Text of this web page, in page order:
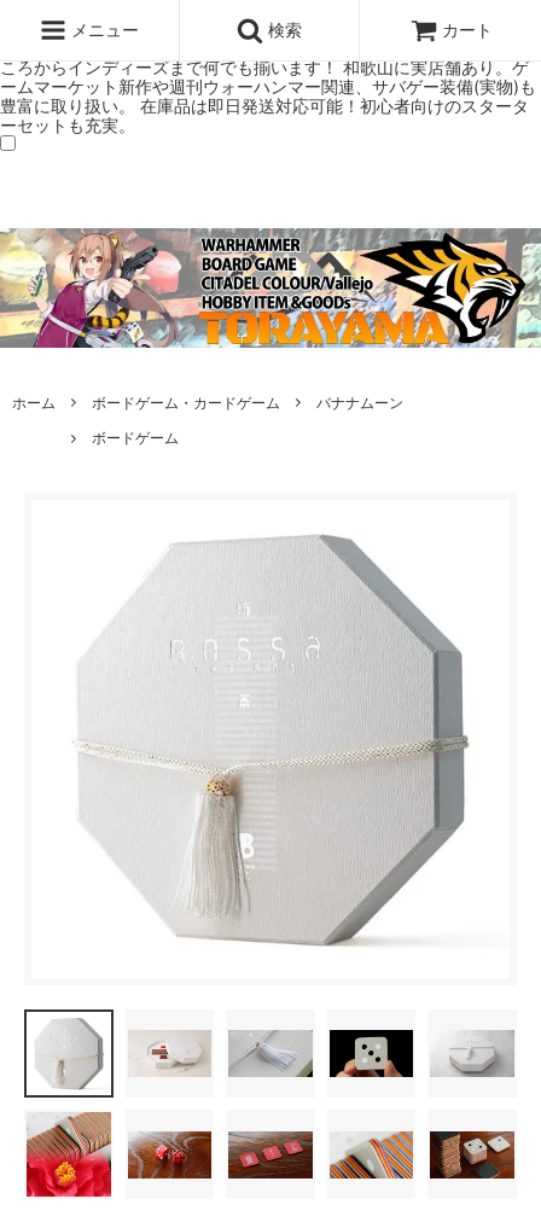
ミアムショップTORAYAMA。通販・オンラインショップです！ ウォー
ハンマーとボードゲームのことなら当店へ！ボードゲームもメジャーど
ころからインディーズまで何でも揃います！ 和歌山に実店舗あり。ゲ
ームマーケット新作や週刊ウォーハンマー関連、サバゲー装備(実物)も
豊富に取り扱い。 在庫品は即日発送対応可能！初心者向けのスタータ
ーセットも充実。
メニュー 検索 カート
ホーム ボードゲーム・カードゲーム
バナナムーン
ボードゲーム